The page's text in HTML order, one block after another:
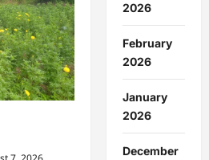
2026
February
2026
January
2026
December